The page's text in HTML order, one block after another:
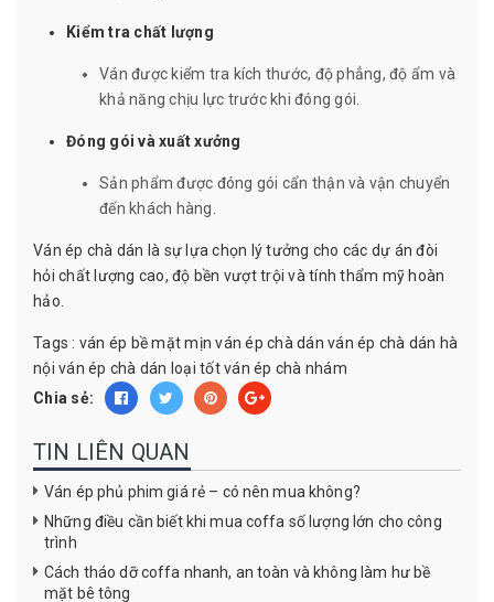
Kiểm tra chất lượng
Ván được kiểm tra kích thước, độ phẳng, độ ẩm và
khả năng chịu lực trước khi đóng gói.
Đóng gói và xuất xưởng
Sản phẩm được đóng gói cẩn thận và vận chuyển
đến khách hàng.
Ván ép chà dán là sự lựa chọn lý tưởng cho các dự án đòi
hỏi chất lượng cao, độ bền vượt trội và tính thẩm mỹ hoàn
hảo.
Tags : ván ép bề mặt mịn ván ép chà dán ván ép chà dán hà
nội ván ép chà dán loại tốt ván ép chà nhám
Chia sẻ:
TIN LIÊN QUAN
Ván ép phủ phim giá rẻ – có nên mua không?
Những điều cần biết khi mua coffa số lượng lớn cho công
trình
Cách tháo dỡ coffa nhanh, an toàn và không làm hư bề
mặt bê tông